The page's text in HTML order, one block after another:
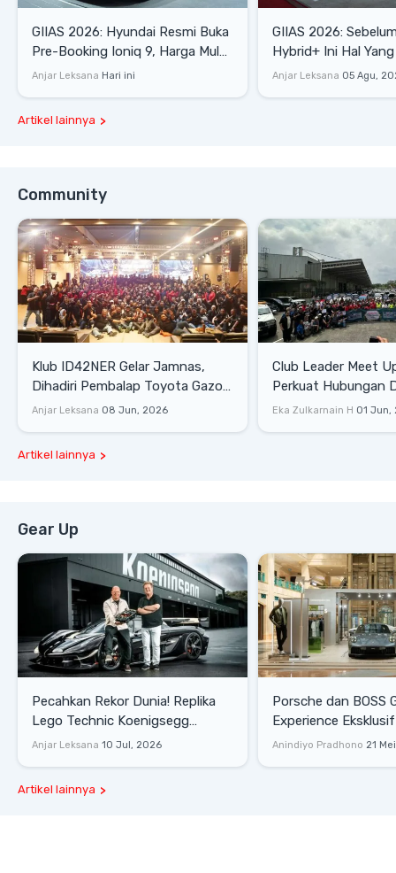
GIIAS 2026: Hyundai Resmi Buka
Pre-Booking Ioniq 9, Harga Mulai
Rp1,49 Miliar
Anjar Leksana Hari ini
GIIAS 2026:
Hybrid+ Ini Hal
Diketahui
Anjar Leksana 05 Agu,
Artikel lainnya
Community
Klub ID42NER Gelar Jamnas,
Dihadiri Pembalap Toyota Gazoo
Racing
Anjar Leksana 08 Jun, 2026
Club Leader Meet
Perkuat Hubungan
Dengan Komunitas
Eka Zulkarnain H 01 Jun,
Artikel lainnya
Gear Up
Pecahkan Rekor Dunia! Replika
Lego Technic Koenigsegg
Sadair's Spear Ukuran Asli Sukses
Anjar Leksana 10 Jul, 2026
Porsche dan BOSS
Experience
Senayan, Hadirkan
Anindiyo Pradhono 21
Artikel lainnya